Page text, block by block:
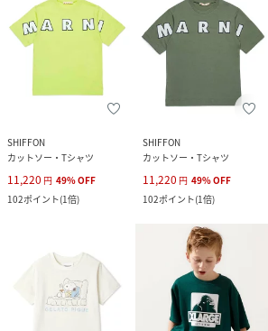
SHIFFON
カットソー・Tシャツ
11,220 円 49%OFF
102ポイント(1倍)
SHIFFON
カットソー・Tシャツ
11,220 円 49%OFF
102ポイント(1倍)